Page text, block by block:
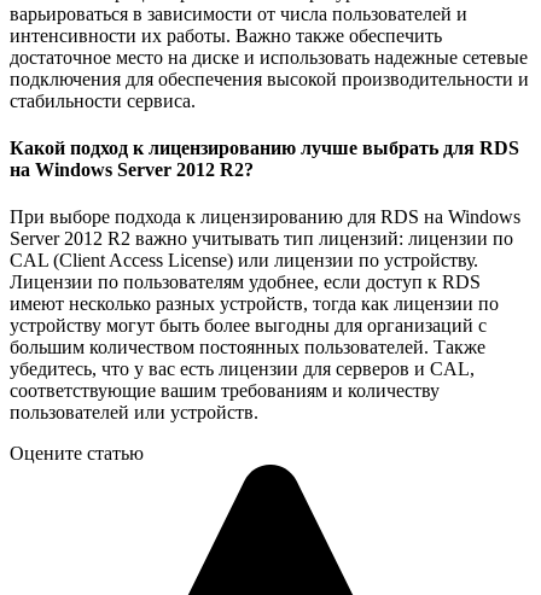
варьироваться в зависимости от числа пользователей и
интенсивности их работы. Важно также обеспечить
достаточное место на диске и использовать надежные сетевые
подключения для обеспечения высокой производительности и
стабильности сервиса.
Какой подход к лицензированию лучше выбрать для RDS
на Windows Server 2012 R2?
При выборе подхода к лицензированию для RDS на Windows
Server 2012 R2 важно учитывать тип лицензий: лицензии по
CAL (Client Access License) или лицензии по устройству.
Лицензии по пользователям удобнее, если доступ к RDS
имеют несколько разных устройств, тогда как лицензии по
устройству могут быть более выгодны для организаций с
большим количеством постоянных пользователей. Также
убедитесь, что у вас есть лицензии для серверов и CAL,
соответствующие вашим требованиям и количеству
пользователей или устройств.
Оцените статью